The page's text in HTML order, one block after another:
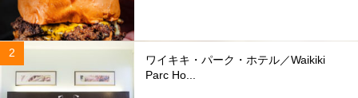
ワイキキ・パーク・ホテル／Waikiki
Parc Ho...